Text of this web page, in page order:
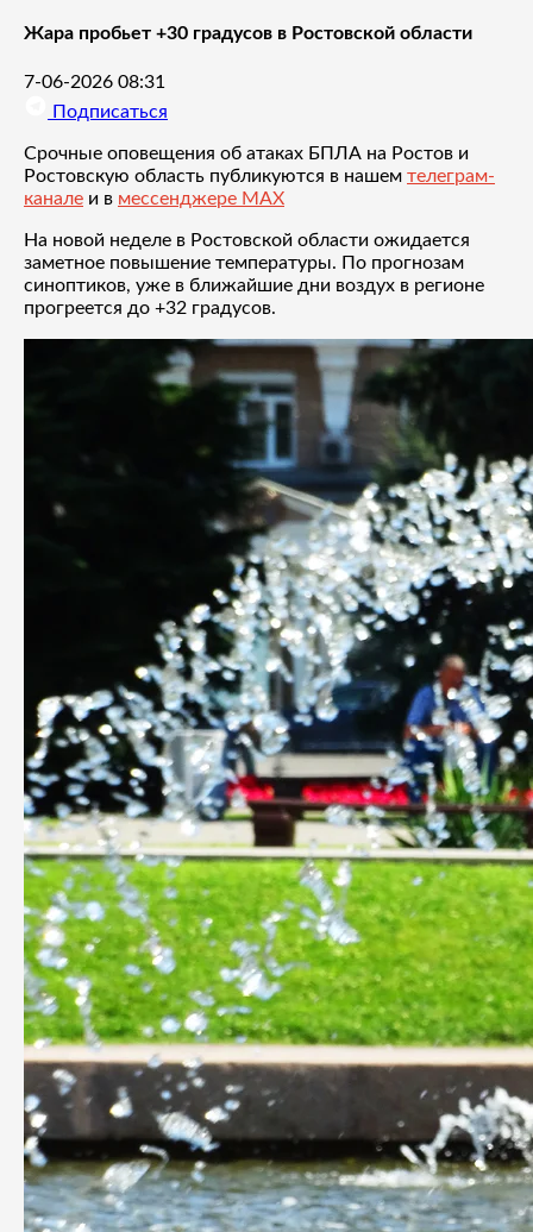
Жара пробьет +30 градусов в Ростовской области
7-06-2026 08:31
Подписаться
Срочные оповещения об атаках БПЛА на Ростов и
Ростовскую область публикуются в нашем телеграм-
канале и в мессенджере MAX
На новой неделе в Ростовской области ожидается
заметное повышение температуры. По прогнозам
синоптиков, уже в ближайшие дни воздух в регионе
прогреется до +32 градусов.